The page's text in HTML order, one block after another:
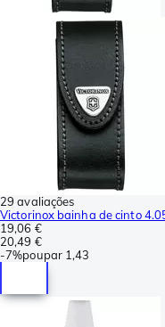
29 avaliações
Victorinox bainha de cinto
19,06 €
20,49 €
-7%poupar 1,43